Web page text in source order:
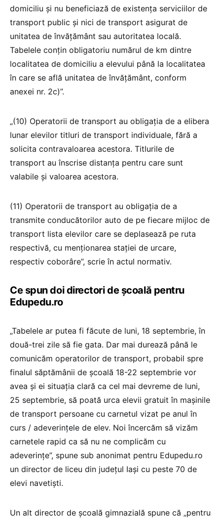
domiciliu și nu beneficiază de existența serviciilor de
transport public și nici de transport asigurat de
unitatea de învățământ sau autoritatea locală.
Tabelele conțin obligatoriu numărul de km dintre
localitatea de domiciliu a elevului până la localitatea
în care se află unitatea de învățământ, conform
anexei nr. 2c)”.
„(10) Operatorii de transport au obligația de a elibera
lunar elevilor titluri de transport individuale, fără a
solicita contravaloarea acestora. Titlurile de
transport au înscrise distanța pentru care sunt
valabile și valoarea acestora.
(11) Operatorii de transport au obligația de a
transmite conducătorilor auto de pe fiecare mijloc de
transport lista elevilor care se deplasează pe ruta
respectivă, cu menționarea stației de urcare,
respectiv coborâre”, scrie în actul normativ.
Ce spun doi directori de școală pentru
Edupedu.ro
„Tabelele ar putea fi făcute de luni, 18 septembrie, în
două-trei zile să fie gata. Dar mai durează până le
comunicăm operatorilor de transport, probabil spre
finalul săptămânii de școală 18-22 septembrie vor
avea și ei situația clară ca cel mai devreme de luni,
25 septembrie, să poată urca elevii gratuit în mașinile
de transport persoane cu carnetul vizat pe anul în
curs / adeverințele de elev. Noi încercăm să vizăm
carnetele rapid ca să nu ne complicăm cu
adeverințe”, spune sub anonimat pentru Edupedu.ro
un director de liceu din județul Iași cu peste 70 de
elevi navetiști.
Un alt director de școală gimnazială spune că „pentru